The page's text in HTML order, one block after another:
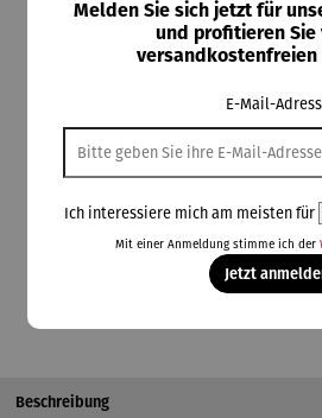
62,70 €
In den Warenkorb
Beschreibung
Melden Sie sich jetzt für
und profitieren Sie
versandkostenfreien
E-Mail-
Ich interessiere mich am meisten für
Mit einer Anmeldung stimme ich der
Jetzt